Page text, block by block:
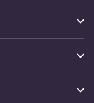
valikoima